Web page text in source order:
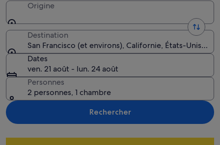
Origine
Destination
San Francisco (et environs), Californie, États-Unis
Dates
ven. 21 août - lun. 24 août
Personnes
2 personnes, 1 chambre
Rechercher